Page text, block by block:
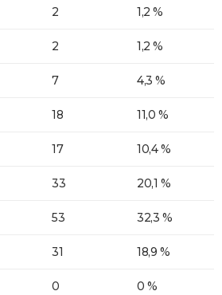
2 1,2 %
2 1,2 %
7 4,3 %
18 11,0 %
17 10,4 %
33 20,1 %
53 32,3 %
31 18,9 %
0 0 %